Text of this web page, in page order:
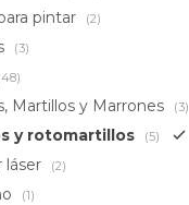
pintar (2)
(3)
Martillos y Marrones (3)
y rotomartillos (5)
láser (2)
(1)